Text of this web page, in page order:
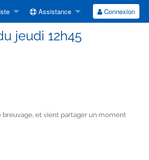
Assistance Connexion
jeudi 12h45
breuvage, et vient partager un moment